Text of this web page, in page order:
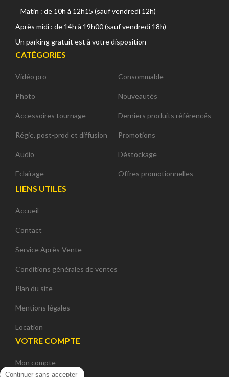
Matin : de 10h à 12h15 (sauf vendredi 12h)
Après midi : de 14h à 19h00 (sauf vendredi 18h)
Un parking gratuit est à votre disposition
CATÉGORIES
Vidéo pro
Photo
Accessoires tournage
Régie, post-prod et diffusion
Audio
Eclairage
Consommable
Nouveautés
Derniers produits référencés
Promotions
Déstockage
Offres promotionnelles
LIENS UTILES
Accueil
Contact
Service Après-Vente
Conditions générales de ventes
Plan du site
Mentions légales
Location
VOTRE COMPTE
Mon compte
Continuer sans accepter